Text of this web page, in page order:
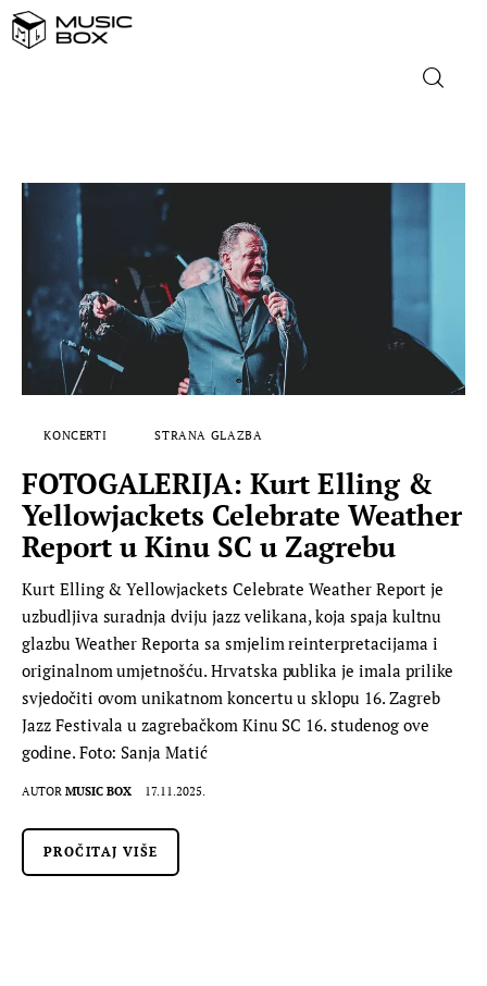
DOMAĆA GLAZBA
STRANA GLAZBA
FILM
MUSIC BOX
KONCERTI STRANA GLAZBA
FOTOGALERIJA: Kurt Elling &
Yellowjackets Celebrate Weather
Report u Kinu SC u Zagrebu
Kurt Elling & Yellowjackets Celebrate Weather Report je
uzbudljiva suradnja dviju jazz velikana, koja spaja kultnu
glazbu Weather Reporta sa smjelim reinterpretacijama i
originalnom umjetnošću. Hrvatska publika je imala prilike
svjedočiti ovom unikatnom koncertu u sklopu 16. Zagreb
Jazz Festivala u zagrebačkom Kinu SC 16. studenog ove
godine. Foto: Sanja Matić
AUTOR MUSIC BOX 17.11.2025.
PROČITAJ VIŠE